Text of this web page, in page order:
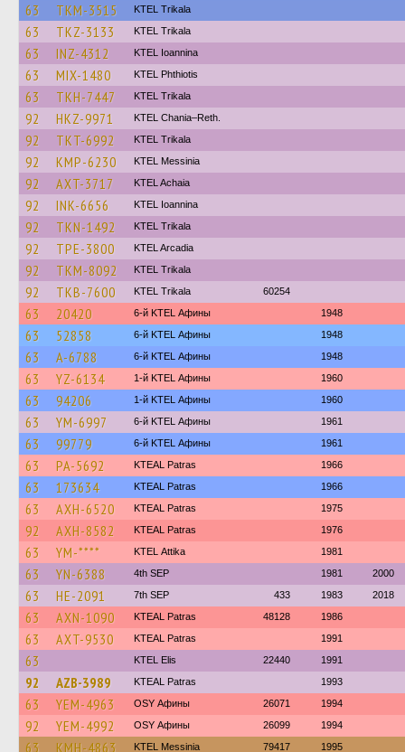
63 TKM-3515 ΚΤΕL Τrikala
63 TKZ-3133 ΚΤΕL Τrikala
63 INZ-4312 KTEL Ioannina
63 MIX-1480 ΚΤΕL Phthiotis
63 TKH-7447 ΚΤΕL Τrikala
92 HKZ-9971 KTEL Chania–Reth.
92 TKT-6992 ΚΤΕL Τrikala
92 KMP-6230 KTEL Messinia
92 AXT-3717 KTEL Achaia
92 INK-6656 KTEL Ioannina
92 TKN-1492 ΚΤΕL Τrikala
92 TPE-3800 KTEL Arcadia
92 TKM-8092 ΚΤΕL Τrikala
92 TKB-7600 ΚΤΕL Τrikala 60254
63 20420 6-й KTEL Афины 1948
63 52858 6-й KTEL Афины 1948
63 A-6788 6-й KTEL Афины 1948
63 YZ-6134 1-й KTEL Афины 1960
63 94206 1-й KTEL Афины 1960
63 YM-6997 6-й KTEL Афины 1961
63 99779 6-й KTEL Афины 1961
63 PA-5692 KTEAL Patras 1966
63 173634 KTEAL Patras 1966
63 AXH-6520 KTEAL Patras 1975
92 AXH-8582 KTEAL Patras 1976
63 YM-**** KΤΕL Αttika 1981
63 YN-6388 4th SEP 1981 2000
63 HE-2091 7th SEP 433 1983 2018
63 AXN-1090 KTEAL Patras 48128 1986
63 AXT-9530 KTEAL Patras 1991
63 KTEL Elis 22440 1991
92 AZB-3989 KTEAL Patras 1993
63 YEM-4963 OSY Афины 26071 1994
92 YEM-4992 OSY Афины 26099 1994
63 KMH-4863 KTEL Messinia 79417 1995